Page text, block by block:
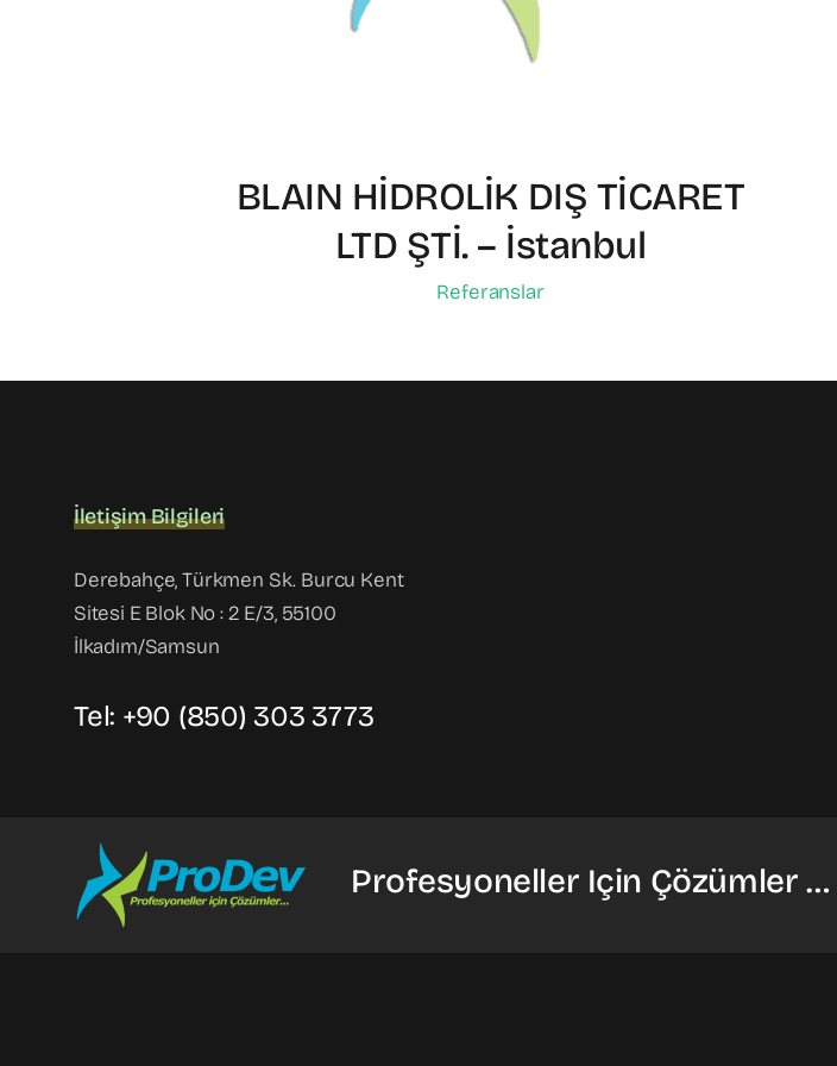
BLAIN HİDROLİK DIŞ TİCARET
LTD ŞTİ. – İstanbul
Referanslar
İletişim Bilgileri
Derebahçe, Türkmen Sk. Burcu Kent
Sitesi E Blok No : 2 E/3, 55100
İlkadım/Samsun
Tel: +90 (850) 303 3773
Profesyoneller Için Çözümler …